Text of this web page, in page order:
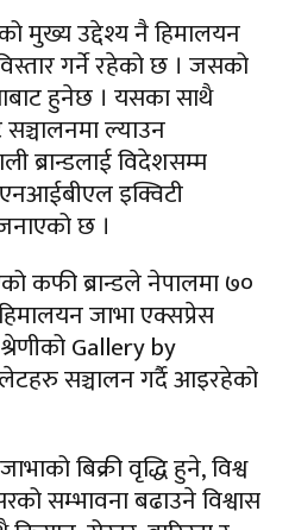
मुख्य उद्देश्य नै हिमालयन
गर्ने रहेको छ । जसको
हुनेछ । यसका साथै
ल्याउन
ब्रान्डलाई विदेशसम्म
इक्विटी
छ ।
कफी ब्रान्डले नेपालमा ७०
जाभा एक्सप्रेस
Gallery by
सञ्चालन गर्दै आइरहेको
बिक्री वृद्धि हुने, विश्व
सम्भावना बढाउने विश्वास